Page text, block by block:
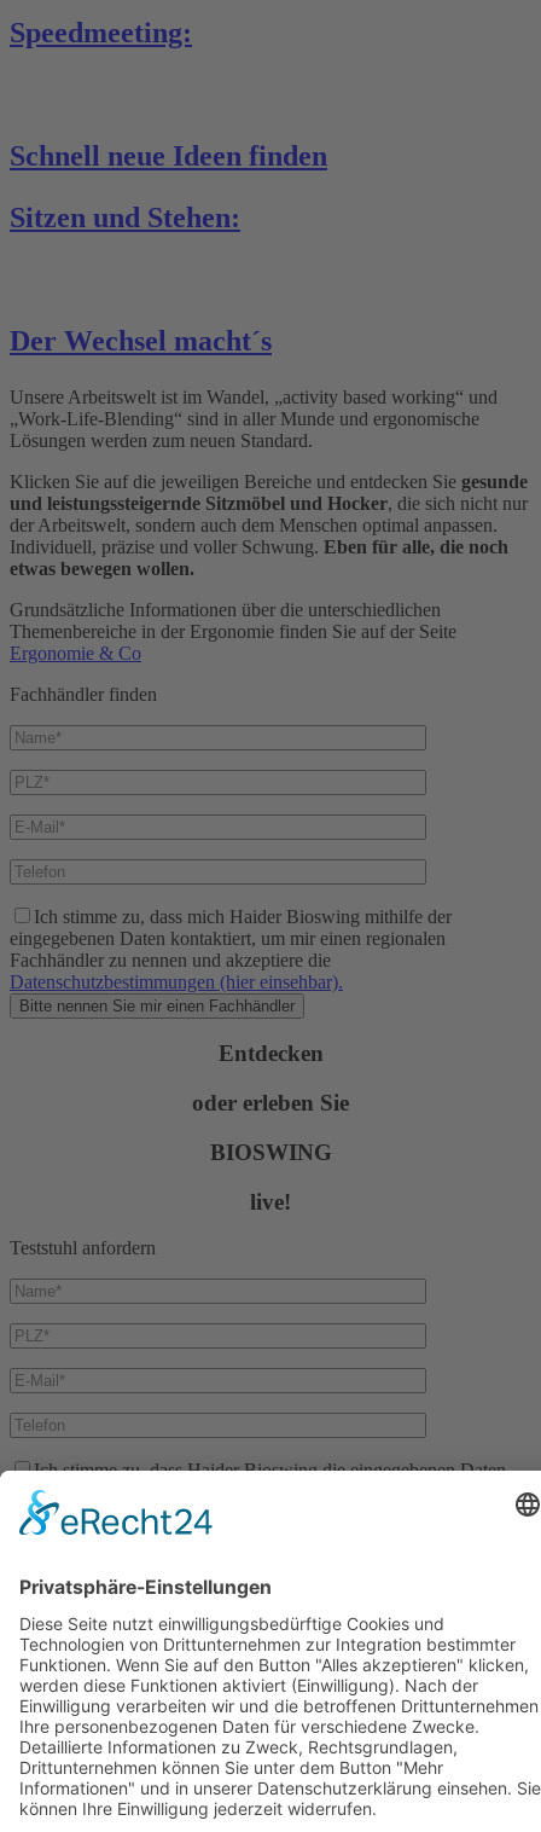
Speedmeeting:
Schnell neue Ideen finden
Sitzen und Stehen:
Der Wechsel macht´s
Unsere Arbeitswelt ist im Wandel, „activity based working“ und
„Work-Life-Blending“ sind in aller Munde und ergonomische
Lösungen werden zum neuen Standard.
Klicken Sie auf die jeweiligen Bereiche und entdecken Sie gesunde
und leistungssteigernde Sitzmöbel und Hocker, die sich nicht nur
der Arbeitswelt, sondern auch dem Menschen optimal anpassen.
Individuell, präzise und voller Schwung. Eben für alle, die noch
etwas bewegen wollen.
Grundsätzliche Informationen über die unterschiedlichen
Themenbereiche in der Ergonomie finden Sie auf der Seite
Ergonomie & Co
Fachhändler finden
Bitte lasse dieses Feld leer.
Ich stimme zu, dass mich Haider Bioswing mithilfe der
eingegebenen Daten kontaktiert, um mir einen regionalen
Fachhändler zu nennen und akzeptiere die
Datenschutzbestimmungen (hier einsehbar).
Entdecken
oder erleben Sie
BIOSWING
live!
Teststuhl anfordern
Bitte lasse dieses Feld leer.
Ich stimme zu, dass Haider Bioswing die eingegebenen Daten
verwendet, um mich zum Zwecke einer Teststellung zu kontaktieren
bzw. meine Daten zu diesem Zweck an einen regionalen
Fachhändler, der den Teststuhl bereitstellt, weiter gibt und akzeptiere
BIOSWING Sitzsysteme
BIOSWING Therapiesysteme
BIOSWING Trainingssysteme
Kontakt
Impressum
AGB
Datenschutz
Français
English